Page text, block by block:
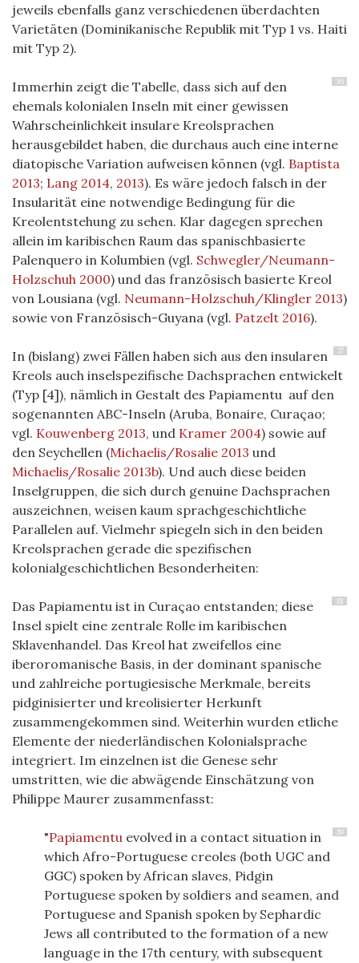
jeweils ebenfalls ganz verschiedenen überdachten
Varietäten (Dominikanische Republik mit Typ 1 vs. Haiti
mit Typ 2).
36
Immerhin zeigt die Tabelle, dass sich auf den
ehemals kolonialen Inseln mit einer gewissen
Wahrscheinlichkeit insulare Kreolsprachen
herausgebildet haben, die durchaus auch eine interne
diatopische Variation aufweisen können (vgl. Baptista
2013; Lang 2014, 2013). Es wäre jedoch falsch in der
Insularität eine notwendige Bedingung für die
Kreolentstehung zu sehen. Klar dagegen sprechen
allein im karibischen Raum das spanischbasierte
Palenquero in Kolumbien (vgl. Schwegler/Neumann-
Holzschuh 2000) und das französisch basierte Kreol
von Lousiana (vgl. Neumann-Holzschuh/Klingler 2013)
sowie von Französisch-Guyana (vgl. Patzelt 2016).
37
In (bislang) zwei Fällen haben sich aus den insularen
Kreols auch inselspezifische Dachsprachen entwickelt
(Typ [4]), nämlich in Gestalt des Papiamentu auf den
sogenannten ABC-Inseln (Aruba, Bonaire, Curaçao;
vgl. Kouwenberg 2013, und Kramer 2004) sowie auf
den Seychellen (Michaelis/Rosalie 2013 und
Michaelis/Rosalie 2013b). Und auch diese beiden
Inselgruppen, die sich durch genuine Dachsprachen
auszeichnen, weisen kaum sprachgeschichtliche
Parallelen auf. Vielmehr spiegeln sich in den beiden
Kreolsprachen gerade die spezifischen
kolonialgeschichtlichen Besonderheiten:
38
Das Papiamentu ist in Curaçao entstanden; diese
Insel spielt eine zentrale Rolle im karibischen
Sklavenhandel. Das Kreol hat zweifellos eine
iberoromanische Basis, in der dominant spanische
und zahlreiche portugiesische Merkmale, bereits
pidginisierter und kreolisierter Herkunft
zusammengekommen sind. Weiterhin wurden etliche
Elemente der niederländischen Kolonialsprache
integriert. Im einzelnen ist die Genese sehr
umstritten, wie die abwägende Einschätzung von
Philippe Maurer zusammenfasst:
39
"Papiamentu evolved in a contact situation in
which Afro-Portuguese creoles (both UGC and
GGC) spoken by African slaves, Pidgin
Portuguese spoken by soldiers and seamen, and
Portuguese and Spanish spoken by Sephardic
Jews all contributed to the formation of a new
language in the 17th century, with subsequent